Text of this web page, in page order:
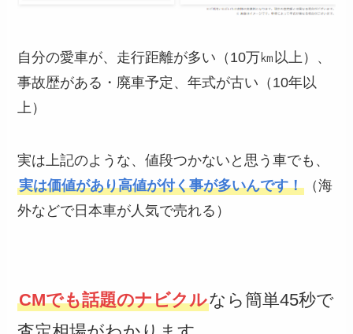
自分の愛車が、走行距離が多い（10万㎞以上）、
事故歴がある・廃車予定、年式が古い（10年以
上）
実は上記のような、値段つかないと思う車でも、
実は価値があり高値が付く事が多いんです！ （海
外などで日本車が人気で売れる）
CMでも話題のナビクルなら簡単45秒で